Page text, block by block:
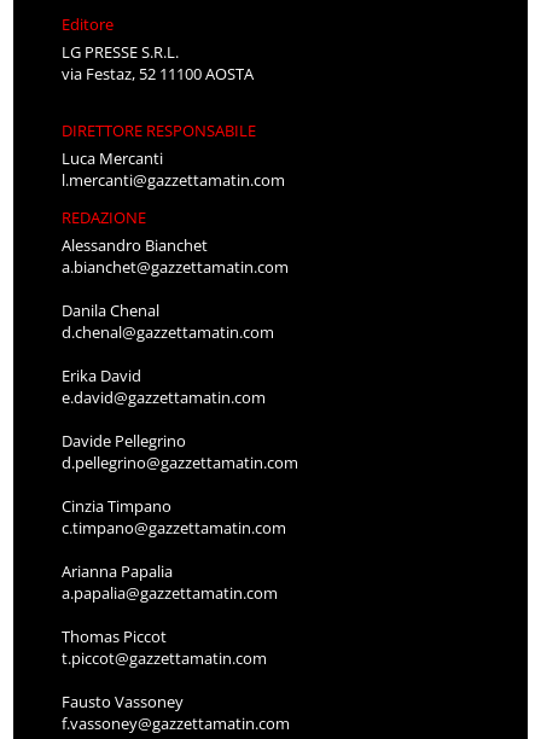
Editore
LG PRESSE S.R.L.
via Festaz, 52 11100 AOSTA
DIRETTORE RESPONSABILE
Luca Mercanti
l.mercanti@gazzettamatin.com
REDAZIONE
Alessandro Bianchet
a.bianchet@gazzettamatin.com
Danila Chenal
d.chenal@gazzettamatin.com
Erika David
e.david@gazzettamatin.com
Davide Pellegrino
d.pellegrino@gazzettamatin.com
Cinzia Timpano
c.timpano@gazzettamatin.com
Arianna Papalia
a.papalia@gazzettamatin.com
Thomas Piccot
t.piccot@gazzettamatin.com
Fausto Vassoney
f.vassoney@gazzettamatin.com